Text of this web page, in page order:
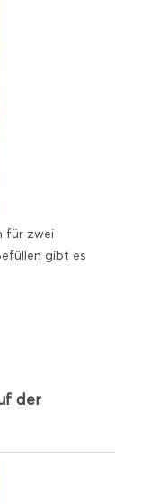
für zwei
gibt es
der